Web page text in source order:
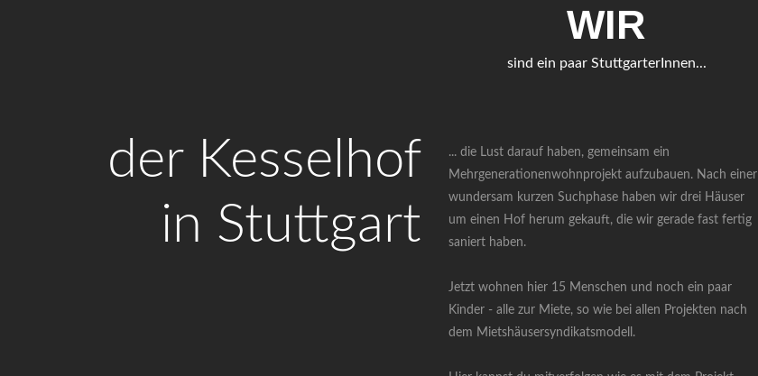
WIR
sind ein paar StuttgarterInnen...
der Kesselhof
in Stuttgart
... die Lust darauf haben, gemeinsam ein
Mehrgenerationenwohnprojekt aufzubauen. Nach einer
wundersam kurzen Suchphase haben wir drei Häuser
um einen Hof herum gekauft, die wir gerade fast fertig
saniert haben.
Jetzt wohnen hier 15 Menschen und noch ein paar
Kinder - alle zur Miete, so wie bei allen Projekten nach
dem Mietshäusersyndikatsmodell.